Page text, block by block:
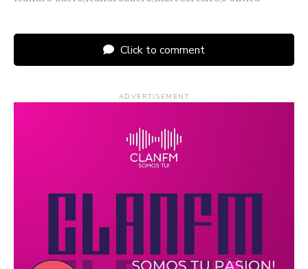
Click to comment
ADVERTISEMENT